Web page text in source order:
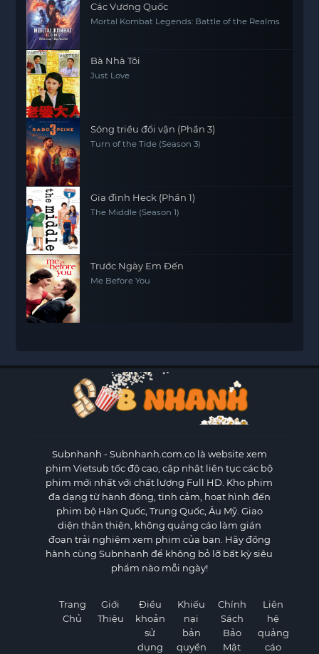
Các Vương Quốc
Mortal Kombat Legends: Battle of the Realms
Bà Nhà Tôi
Just Love
Sóng triều đổi vận (Phần 3)
Turn of the Tide (Season 3)
Gia đình Heck (Phần 1)
The Middle (Season 1)
Trước Ngày Em Đến
Me Before You
Subnhanh - Subnhanh.com.co là website xem
phim Vietsub tốc độ cao, cập nhật liên tục các bộ
phim mới nhất với chất lượng Full HD. Kho phim
đa dạng từ hành động, tình cảm, hoạt hình đến
phim bộ Hàn Quốc, Trung Quốc, Âu Mỹ. Giao
diện thân thiện, không quảng cáo làm gián
đoạn trải nghiệm xem phim của bạn. Hãy đồng
hành cùng Subnhanh để không bỏ lỡ bất kỳ siêu
phẩm nào mỗi ngày!
Trang
Chủ
Giới
Thiệu
Điều
khoản
sử
dụng
Khiếu
nại
bản
quyền
Chính
Sách
Bảo
Mật
Liên
hệ
quảng
cáo